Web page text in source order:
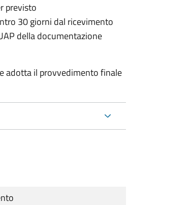
previsto
30 giorni dal ricevimento
della documentazione
adotta il provvedimento finale